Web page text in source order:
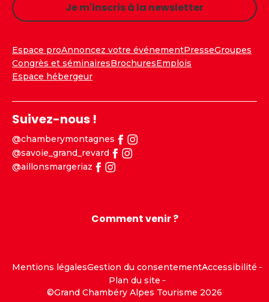
Je m'inscris à la newsletter
Espace proAnnoncez votre événementPresseGroupes
Congrès et séminairesBrochuresEmplois
Espace hébergeur
Suivez-nous !
@chamberymontagnes
@savoie_grand_revard
@aillonsmargeriaz
Comment venir ?
Mentions légalesGestion du consentementAccessibilité
Plan du site
©Grand Chambéry Alpes Tourisme 2026